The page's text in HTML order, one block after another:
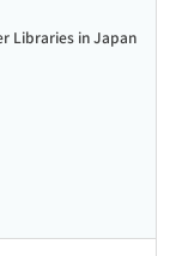
Libraries in Japan